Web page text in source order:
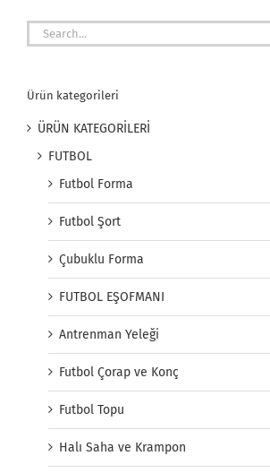
Search
for:
Ürün kategorileri
ÜRÜN KATEGORİLERİ
FUTBOL
Futbol Forma
Futbol Şort
Çubuklu Forma
FUTBOL EŞOFMANI
Antrenman Yeleği
Futbol Çorap ve Konç
Futbol Topu
Halı Saha ve Krampon